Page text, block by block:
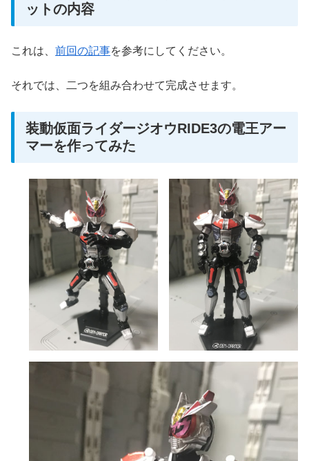
ットの内容
これは、 前回の記事を参考にしてください。
それでは、二つを組み合わせて完成させます。
装動仮面ライダージオウRIDE3の電王アー
マーを作ってみた